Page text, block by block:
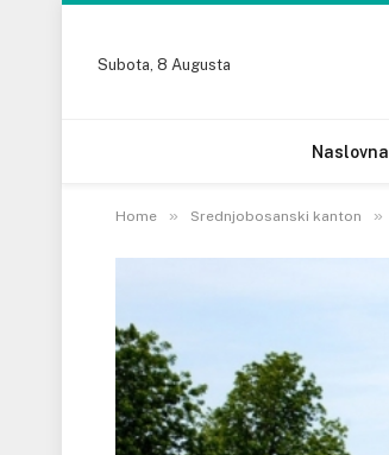
Subota, 8 Augusta
Naslovna
Home » Srednjobosanski kanton »